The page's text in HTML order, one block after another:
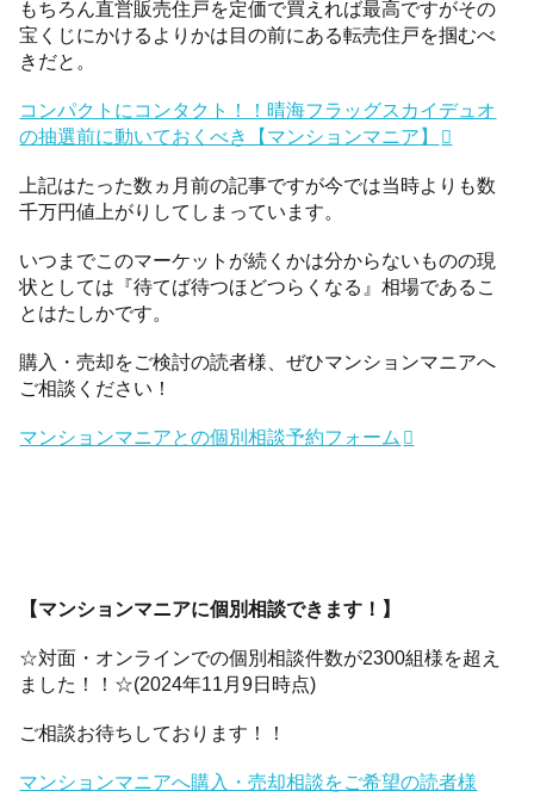
もちろん直営販売住戸を定価で買えれば最高ですがその
宝くじにかけるよりかは目の前にある転売住戸を掴むべ
きだと。
コンパクトにコンタクト！！晴海フラッグスカイデュオ
の抽選前に動いておくべき【マンションマニア】
上記はたった数ヵ月前の記事ですが今では当時よりも数
千万円値上がりしてしまっています。
いつまでこのマーケットが続くかは分からないものの現
状としては『待てば待つほどつらくなる』相場であるこ
とはたしかです。
購入・売却をご検討の読者様、ぜひマンションマニアへ
ご相談ください！
マンションマニアとの個別相談予約フォーム
【マンションマニアに個別相談できます！】
☆対面・オンラインでの個別相談件数が2300組様を超え
ました！！☆(2024年11月9日時点)
ご相談お待ちしております！！
マンションマニアへ購入・売却相談をご希望の読者様